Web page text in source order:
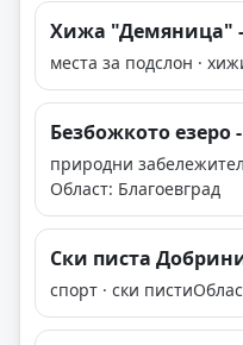
Хижа "Демяница"
места за подслон ·
Безбожкото езеро
природни
Област: Благоевград
Ски писта
спорт · ски писти